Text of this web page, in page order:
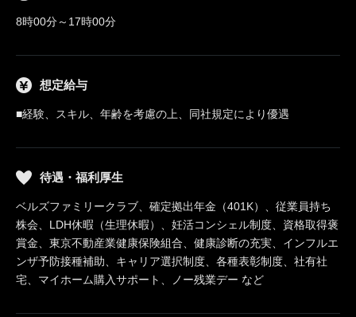
8時00分～17時00分
想定給与
■経験、スキル、年齢を考慮の上、同社規定により優遇
待遇・福利厚生
ベルズファミリークラブ、確定拠出年金（401K）、従業員持ち
株会、LDH休暇（生理休暇）、妊活コンシェル制度、資格取得褒
賞金、東京不動産業健康保険組合、健康診断の充実、インフルエ
ンザ予防接種補助、キャリア選択制度、各種表彰制度、社有社
宅、マイホーム購入サポート、ノー残業デー など